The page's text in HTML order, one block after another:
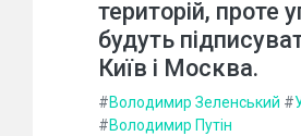
територій, проте
будуть
Київ і Москва.
#Володимир Зеленський #
#Володимир Путін